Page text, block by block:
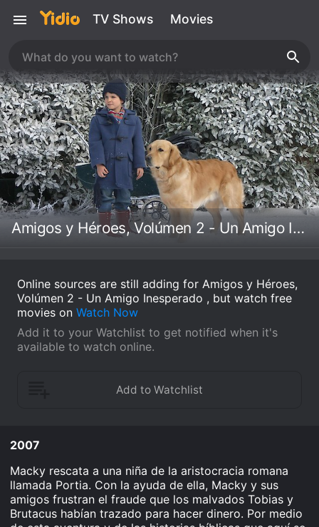
TV Shows Movies
Amigos y Héroes, Volúmen 2 - Un Amigo Inesperado
Online sources are still adding for Amigos y Héroes,
Volúmen 2 - Un Amigo Inesperado , but watch free
movies on Watch Now
Add it to your Watchlist to get notified when it's
available to watch online.
2007
Macky rescata a una niña de la aristocracia romana
llamada Portia. Con la ayuda de ella, Macky y sus
amigos frustran el fraude que los malvados Tobias y
Brutacus habían trazado para hacer dinero. Por medio